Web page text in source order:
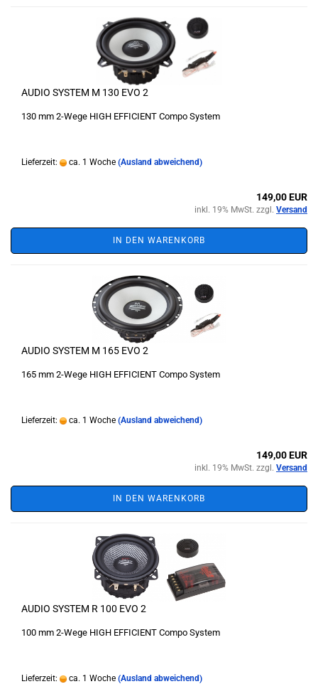
AUDIO SYSTEM M 130 EVO 2
130 mm 2-Wege HIGH EFFICIENT Compo System
Lieferzeit: ca. 1 Woche (Ausland abweichend)
149,00 EUR
inkl. 19% MwSt. zzgl. Versand
IN DEN WARENKORB
AUDIO SYSTEM M 165 EVO 2
165 mm 2-Wege HIGH EFFICIENT Compo System
Lieferzeit: ca. 1 Woche (Ausland abweichend)
149,00 EUR
inkl. 19% MwSt. zzgl. Versand
IN DEN WARENKORB
AUDIO SYSTEM R 100 EVO 2
100 mm 2-Wege HIGH EFFICIENT Compo System
Lieferzeit: ca. 1 Woche (Ausland abweichend)